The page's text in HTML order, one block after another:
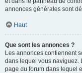
annonces générales sont
Haut
Que sont les annonces ?
Les annonces contiennent
dans lequel vous naviguez.
page du forum dans lequel